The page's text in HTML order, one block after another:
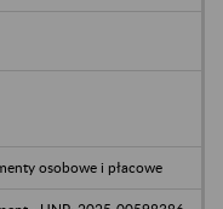
osobowe i płacowe